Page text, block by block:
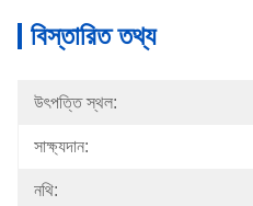
বিস্তারিত তথ্য
উৎপত্তি স্থল:
সাক্ষ্যদান:
নথি: